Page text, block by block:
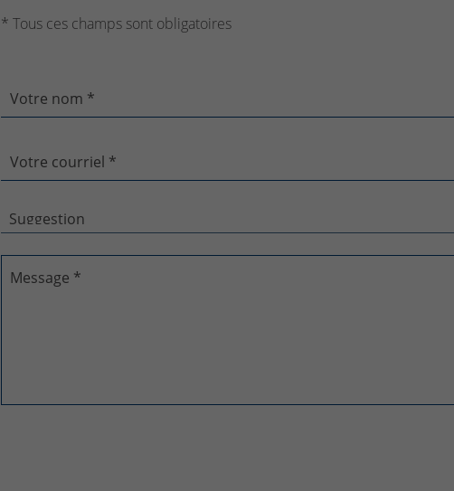
* Tous ces champs sont obligatoires
Votre nom *
Votre courriel *
Message *